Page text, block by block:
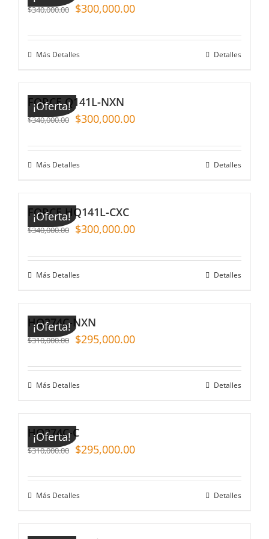
$340,000.00 $300,000.00
Más Detalles Detalles
¡Oferta!
FORCE Q141L-NXN
$340,000.00 $300,000.00
Más Detalles Detalles
¡Oferta!
FORCE HQ141L-CXC
$340,000.00 $300,000.00
Más Detalles Detalles
¡Oferta!
HQ274C-NXN
$310,000.00 $295,000.00
Más Detalles Detalles
¡Oferta!
HQ274C-C
$310,000.00 $295,000.00
Más Detalles Detalles